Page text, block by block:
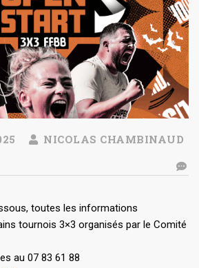
NICOLAS CHAMBINAUD
toutes les informations
tournois 3×3 organisés par le Comité
au 07 83 61 88